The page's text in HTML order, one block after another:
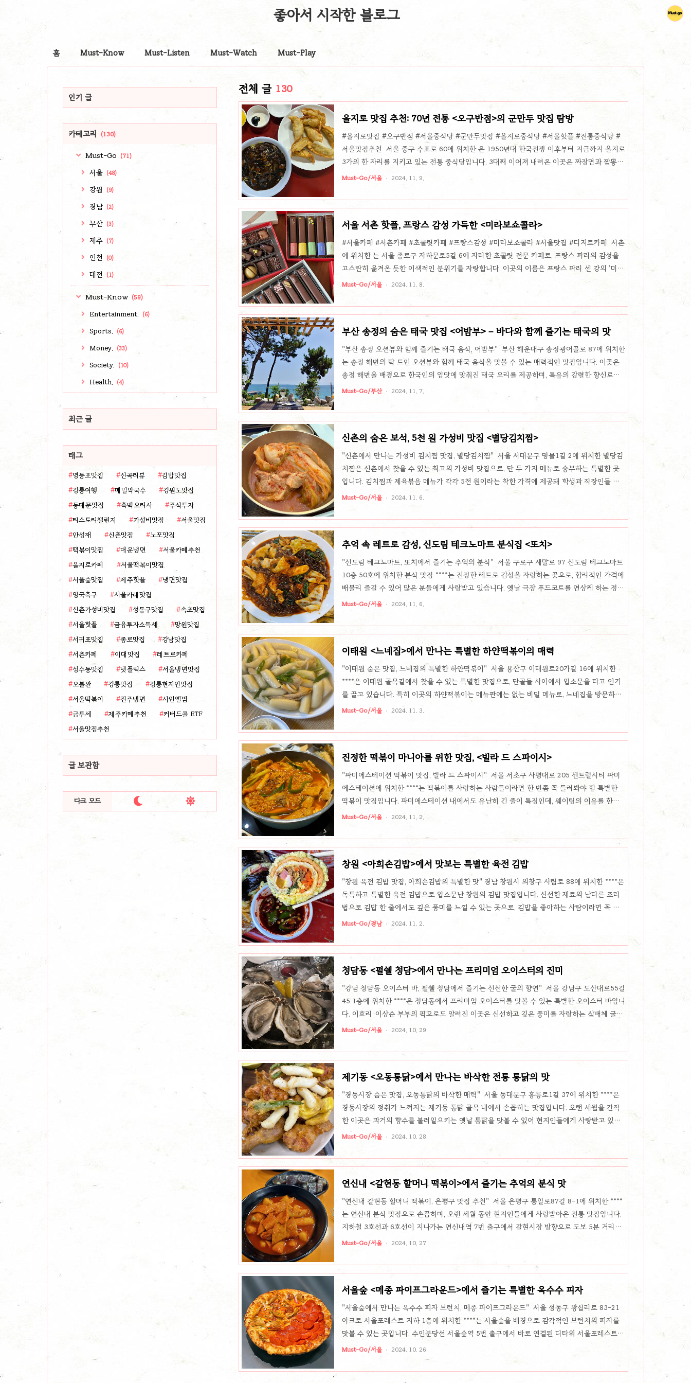
좋아서 시작한 블로그
홈 Must-Know Must-Listen Must-Watch Must-Play
인기 글
카테고리 (130)
Must-Go (71)
서울 (48)
강원 (9)
경남 (2)
부산 (3)
제주 (7)
인천 (0)
대전 (1)
Must-Know (59)
Entertainment. (6)
Sports. (6)
Money. (33)
Society. (10)
Health. (4)
최근 글
태그
영등포맛집 신곡리뷰
김밥맛집
강릉여행
메밀막국수
강원도맛집
동대문맛집
흑백요리사
주식투자
티스토리챌린지
가성비맛집
서울맛집
안성재
신촌맛집
노포맛집
떡볶이맛집
매운냉면
서울카페추천
을지로카페
서울떡볶이맛집
서울숲맛집
제주핫플
냉면맛집
영국축구
서울카레맛집
신촌가성비맛집
성동구맛집
속초맛집
서울핫플
금융투자소득세
망원맛집
서귀포맛집
종로맛집
강남맛집
서촌카페
이대맛집
레트로카페
성수동맛집
넷플릭스
서울냉면맛집
오블완
강릉맛집
강릉현지인맛집
서울떡볶이
진주냉면
사인앨범
금투세
제주카페추천
커버드콜 ETF
서울맛집추천
글 보관함
다크 모드  
전체 글 130
을지로 맛집 추천: 70년 전통 <오구반점>의 군만두 맛집 탐방
#을지로맛집 #오구반점 #서울중식당 #군만두맛집 #을지로중식당 #서울핫플 #전통중식당 #
서울맛집추천 서울 중구 수표로 60에 위치한 은 1950년대 한국전쟁 이후부터 지금까지 을지로
3가의 한 자리를 지키고 있는 전통 중식당입니다. 3대째 이어져 내려온 이곳은 짜장면과 짬뽕을
뛰어넘는 특별한 대표 메뉴, 바로 '군만두'로 소문난 맛집입니다. 오구반점의 군만두는 투박한
수제 만두피와 그 안에 꽉 찬 고기 소가 완벽한 조화를 이루며, 을지로 중식의 진수를 보여줍니
다. 군만두와 이과두주의 환상적인 조합오구반점의 군만두는 바삭한 피와 촉촉한 속의 식감을
곳을 찾는 단골들은 군만두와 이과두주의 조합을 즐기는데, 이 ..
Must-Go/서울 2024. 11. 9.
서울 서촌 핫플, 프랑스 감성 가득한 <미라보쇼콜라>
#서울카페 #서촌카페 #초콜릿카페 #프랑스감성 #미라보쇼콜라 #서울맛집 #디저트카페 서촌
에 위치한 는 서울 종로구 자하문로5길 6에 자리한 초콜릿 전문 카페로, 프랑스 파리의 감성을
고스란히 옮겨온 듯한 이색적인 분위기를 자랑합니다. 이곳의 이름은 프랑스 파리 센 강의 '미라
보 다리'에서 영감을 받아 지어졌으며, 프랑스풍의 정통 초콜릿을 맛볼 수 있는 서울 속 작은 파
리입니다. 빨간 벽돌 외관과 감각적인 인테리어가 특징인 이 카페는 서촌 특유의 한국적 골목에
이국적인 매력을 더합니다. 미라보쇼콜라의 대표 메뉴, 초콜릿 봉봉과 르뱅 쿠키미라보쇼콜라를
방문했다면 꼭 맛봐야 할 대표 메뉴는 '초콜릿 봉봉'입니다. 겉은 얇고 부드럽게 깨지는 초콜릿
으로 감싸여 있으며, 안에는 촉촉한 가나슈가 입안에서 깊고 진한..
Must-Go/서울 2024. 11. 8.
부산 송정의 숨은 태국 맛집 <어밤부> – 바다와 함께 즐기는 태국의 맛
"부산 송정 오션뷰와 함께 즐기는 태국 음식, 어밤부" 부산 해운대구 송정광어골로 87에 위치한
는 송정 해변의 탁 트인 오션뷰와 함께 태국 음식을 맛볼 수 있는 매력적인 맛집입니다. 이곳은
송정 해변을 배경으로 한국인의 입맛에 맞춰진 태국 요리를 제공하며, 특유의 강렬한 향신료를
줄여 누구나 부담 없이 즐길 수 있는 것이 특징입니다. 바다를 보며 여유롭게 태국 요리를 즐기
고 싶은 분들에게 추천하고 싶은 곳입니다. 대표 메뉴: 팟타이와 꿍텃어밤부의 대표 메뉴인 팟타
이는 태국식 볶음 쌀국수로, 전통 소스를 사용해 새콤달콤한 맛이 일품입니다. 고소한 땅콩가루
다. 또한, 이곳에서 꼭 맛봐야 할 또 다른 메뉴인 꿍텃은 바삭..
Must-Go/부산 2024. 11. 7.
신촌의 숨은 보석, 5천 원 가성비 맛집 <별당김치찜>
"신촌에서 만나는 가성비 김치찜 맛집, 별당김치찜" 서울 서대문구 명물1길 2에 위치한 별당김
치찜은 신촌에서 찾을 수 있는 최고의 가성비 맛집으로, 단 두 가지 메뉴로 승부하는 특별한 곳
입니다. 김치찜과 제육볶음 메뉴가 각각 5천 원이라는 착한 가격에 제공돼 학생과 직장인들 모
두에게 큰 인기를 끌고 있어요. 신촌 번화가에서도 조용히 자리 잡고 있는 이곳은 군더더기 없는
치찜의 김치찜은 시원하게 잘 익은 김치가 부드럽게 푹 조려져 있어 입맛을 돋워줍니다. 살코기
와 함께 익어 나오는 김치는 고기 육즙을 가득 머금어 감칠맛이 일품이죠. 한입 베어 물면 깔끔
하면서도 진한 김치찜의 매력이 느껴져 한국인의 소울푸드를 맛보기에..
Must-Go/서울 2024. 11. 6.
추억 속 레트로 감성, 신도림 테크노마트 분식집 <또치>
"신도림 테크노마트, 또치에서 즐기는 추억의 분식" 서울 구로구 새말로 97 신도림 테크노마트
10층 50호에 위치한 분식 맛집 ****는 진정한 레트로 감성을 자랑하는 곳으로, 합리적인 가격에
배불리 즐길 수 있어 많은 분들에게 사랑받고 있습니다. 옛날 극장 푸드코트를 연상케 하는 정겨
운 외관과 내부 분위기 덕에, 이곳에서 분식을 즐기면 마치 학창 시절로 돌아간 듯한 기분이 듭
니다. 중독적인 매콤달콤 ‘열잡채’와 부드러운 ‘오코노미야키’또치의 **‘열잡채’**는 철판에 매콤
하게 볶아낸 쫄깃한 면발과 야채가 환상적인 조화를 이루며 입맛을 자극합니다. 적당히 매운맛
이 가미되어 계속 손이 가게 되는 메뉴죠. 여기에 함께 곁들일 수 있는 **‘오코노미야키’**는 부
드럽고 고소한 맛으로 열잡채의 매운맛을 중화..
Must-Go/서울 2024. 11. 6.
이태원 <느네집>에서 만나는 특별한 하얀떡볶이의 매력
"이태원 숨은 맛집, 느네집의 특별한 하얀떡볶이" 서울 용산구 이태원로20가길 16에 위치한
****은 이태원 골목길에서 찾을 수 있는 특별한 맛집으로, 단골들 사이에서 입소문을 타고 인기
를 끌고 있습니다. 특히 이곳의 하얀떡볶이는 메뉴판에는 없는 비밀 메뉴로, 느네집을 방문하는
이유 중 하나로 손꼽히는 독특한 요리입니다. 메뉴판에도 없는 비밀 메뉴, 하얀떡볶이의 하얀떡
주는 버섯으로 구성되어 있습니다. 깔끔하면서도 은은하게 매콤한 국물은 중독성 있는 맛으로
손님들의 마음을 사로잡습니다. 다만 이 메뉴는 단품 주문이 불가하며 다른 메인 메뉴와 함께 주
문할 때만 맛볼 수 있어 아쉬움이 있지만, 그만큼 느네집의 다..
Must-Go/서울 2024. 11. 3.
진정한 떡볶이 마니아를 위한 맛집, <빌라 드 스파이시>
"파미에스테이션 떡볶이 맛집, 빌라 드 스파이시" 서울 서초구 사평대로 205 센트럴시티 파미
에스테이션에 위치한 ****는 떡볶이를 사랑하는 사람들이라면 한 번쯤 꼭 들러봐야 할 특별한
떡볶이 맛집입니다. 파미에스테이션 내에서도 유난히 긴 줄이 특징인데, 웨이팅의 이유를 한입
맛보면 바로 이해할 수 있답니다. 내 취향대로 즐기는 맞춤 떡볶이빌라 드 스파이시의 떡볶이는
매운맛을 단계별로 조절할 수 있어, 매운맛에 강한 분들뿐만 아니라 적당한 매운맛을 즐기고 싶
은 분들도 부담 없이 즐길 수 있습니다. 또한 떡볶이의 기본 토핑 외에도 어묵, 라면사리, 치즈 등
한 맛, 가격의 가치빌라 드 스파이시의 떡볶이는 일반적인..
Must-Go/서울 2024. 11. 2.
창원 <아희손김밥>에서 맛보는 특별한 육전 김밥
"창원 육전 김밥 맛집, 아희손김밥의 특별한 맛" 경남 창원시 의창구 사림로 88에 위치한 ****은
독특하고 특별한 육전 김밥으로 입소문난 창원의 김밥 맛집입니다. 신선한 재료와 남다른 조리
법으로 김밥 한 줄에서도 깊은 풍미를 느낄 수 있는 곳으로, 김밥을 좋아하는 사람이라면 꼭 한
번 들러볼 만한 곳입니다. 주문 즉시 구워내는 육전의 매력아희손김밥의 육전 김밥은 주문과 동
시에 육전을 노릇하게 구워 김밥 속에 넣어주는 방식으로, 신선하고 따뜻한 육전의 맛을 그대로
즐길 수 있습니다. 김밥에 사용하는 밥은 노란 치자밥으로, 고소한 맛과 은은한 색감이 입맛을
돋웁니다. 또한, 육전 위에는 생 고추냉이와 후추를 솔솔 뿌려 김밥의 풍미를 한층 더 살려줍니
다. 청양고추 간장소스로 매콤함까지매운맛을 선호하는 분들을..
Must-Go/경남 2024. 11. 2.
청담동 <펄쉘 청담>에서 만나는 프리미엄 오이스터의 진미
"강남 청담동 오이스터 바, 펄쉘 청담에서 즐기는 신선한 굴의 향연" 서울 강남구 도산대로55길
45 1층에 위치한 ****은 청담동에서 프리미엄 오이스터를 맛볼 수 있는 특별한 오이스터 바입니
다. 이효리·이상순 부부의 픽으로도 알려진 이곳은 신선하고 깊은 풍미를 자랑하는 삼배체 굴과
페어링 와인으로 방문객들의 감탄을 자아내는 맛집입니다. 매일 새롭게 준비되는 신선한 굴 요
스터 맛을 제공합니다. 대표 메뉴인 펄쉘 플래터는 싱싱한 생굴을 다양한 소스와 곁들여 내어줌
라면 꼭 한번 경험해야 할 특별한 맛입니다. 오이스터와 함께 ..
Must-Go/서울 2024. 10. 29.
제기동 <오동통닭>에서 만나는 바삭한 전통 통닭의 맛
"경동시장 숨은 맛집, 오동통닭의 바삭한 매력" 서울 동대문구 홍릉로1길 37에 위치한 ****은
경동시장의 정취가 느껴지는 제기동 통닭 골목 내에서 손꼽히는 맛집입니다. 오랜 세월을 간직
한 이곳은 과거의 향수를 불러일으키는 옛날 통닭을 맛볼 수 있어 현지인들에게 사랑받고 있으
며, 특히 바삭한 세 번 튀김으로 그 특별함을 자랑합니다. 바삭하고 진한 맛, 세 번 튀긴 통닭의
물면 겉은 바삭하고 속은 촉촉한 맛을 느낄 수 있으며, 기름기가 적어 깔끔하면서도 고소한 풍미
가 살아 있습니다. 오래도록 이어진 그 맛의 비결이기도 한 세 번 튀김 공정은, 바삭한 식감을 더
욱 돋보이게 합니다. 특별한 곁들임, 미나리 튀김의 ..
Must-Go/서울 2024. 10. 28.
연신내 <갈현동 할머니 떡볶이>에서 즐기는 추억의 분식 맛
"연신내 갈현동 할머니 떡볶이, 은평구 맛집 추천" 서울 은평구 통일로87길 8-1에 위치한 ****
는 연신내 분식 맛집으로 손꼽히며, 오랜 세월 동안 현지인들에게 사랑받아온 전통 맛집입니다.
지하철 3호선과 6호선이 지나가는 연신내역 7번 출구에서 갈현시장 방향으로 도보 5분 거리에
있어 접근성도 좋습니다. 오랜 세월을 담은 추억의 맛집는 소박한 외관과 노란 테이블이 정겨운
소개되면서 더욱 유명세를 얻었으며, 많은 이들이 찾아오는 연신내의 명소로 자리 잡고 있습니
다. 매장은 그리 넓지 않지만, 그만큼 아늑한 분위기 속에서 따뜻한 분식의 맛을 즐길 수 있는 매
력적인 장소입니다. 매콤달콤한 떡볶이와 풍성한 사이드 ..
Must-Go/서울 2024. 10. 27.
서울숲 <메종 파이프그라운드>에서 즐기는 특별한 옥수수 피자
"서울숲에서 만나는 옥수수 피자 브런치, 메종 파이프그라운드" 서울 성동구 왕십리로 83-21
아크로 서울포레스트 지하 1층에 위치한 ****는 서울숲을 배경으로 감각적인 브런치와 피자를
맛볼 수 있는 곳입니다. 수인분당선 서울숲역 5번 출구에서 바로 연결된 디타워 서울포레스트
스트리트동에 위치해 있어 교통이 편리하고, 주차장 이용도 가능해 자가용을 이용하는 방문객에
게도 좋은 선택입니다. 독특한 인테리어와 편안한 분위기는 내부 인테리어가 독특하고 현대적인
분위기로 꾸며져 있습니다. 매장 중앙에 자리한 커피 머신과 카운터가 인상적이며, 그 주위를 둘
Must-Go/서울 2024. 10. 26.